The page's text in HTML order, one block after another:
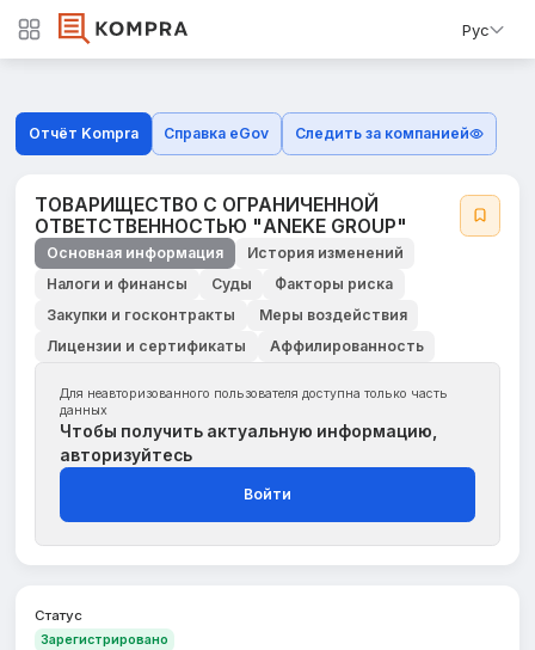
Рус
Отчёт Kompra Справка eGov Следить за компанией
ТОВАРИЩЕСТВО С ОГРАНИЧЕННОЙ
ОТВЕТСТВЕННОСТЬЮ "ANEKE GROUP"
Основная информация
История изменений
Налоги и финансы
Суды
Факторы риска
Закупки и госконтракты
Меры воздействия
Лицензии и сертификаты
Аффилированность
Для неавторизованного пользователя доступна только часть
данных
Чтобы получить актуальную информацию,
авторизуйтесь
Войти
Статус
Зарегистрировано